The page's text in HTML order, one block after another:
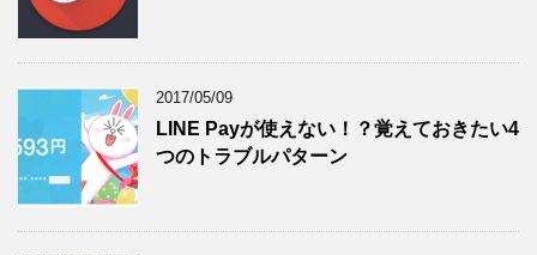
2017/05/09
LINE Payが使えない！？覚えておきたい4
つのトラブルパターン